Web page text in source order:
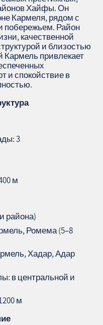
Хайфы. Он
Кармеля, рядом с
побережьем. Район
качественной
и близостью
привлекает
и спокойствие в
3
м
района)
Ромема (5–8
Хадар, Адар
в центральной и
м